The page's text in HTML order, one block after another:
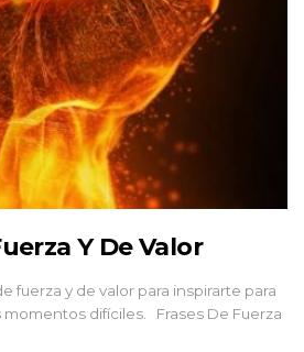
Y De Valor
fuerza y de valor para inspirarte para
momentos difíciles. Frases De Fuerza